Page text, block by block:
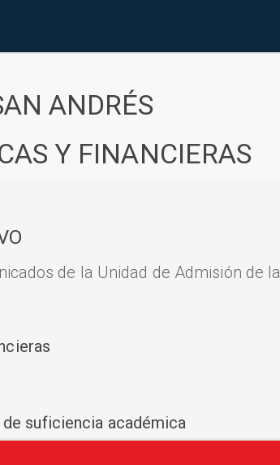
ANDRÉS
Y FINANCIERAS
de la Unidad de Admisión de la
suficiencia académica